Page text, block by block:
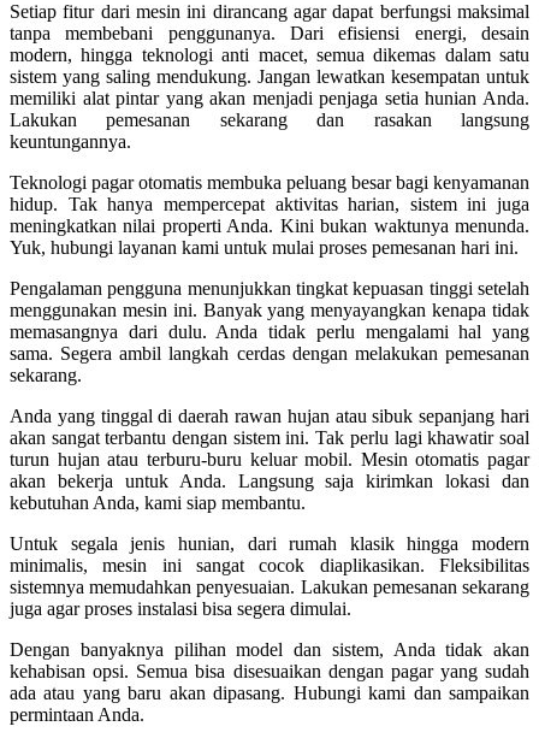
Setiap fitur dari mesin ini dirancang agar dapat berfungsi maksimal
tanpa membebani penggunanya. Dari efisiensi energi, desain
modern, hingga teknologi anti macet, semua dikemas dalam satu
sistem yang saling mendukung. Jangan lewatkan kesempatan untuk
memiliki alat pintar yang akan menjadi penjaga setia hunian Anda.
Lakukan pemesanan sekarang dan rasakan langsung
keuntungannya.
Teknologi pagar otomatis membuka peluang besar bagi kenyamanan
hidup. Tak hanya mempercepat aktivitas harian, sistem ini juga
meningkatkan nilai properti Anda. Kini bukan waktunya menunda.
Yuk, hubungi layanan kami untuk mulai proses pemesanan hari ini.
Pengalaman pengguna menunjukkan tingkat kepuasan tinggi setelah
menggunakan mesin ini. Banyak yang menyayangkan kenapa tidak
memasangnya dari dulu. Anda tidak perlu mengalami hal yang
sama. Segera ambil langkah cerdas dengan melakukan pemesanan
sekarang.
Anda yang tinggal di daerah rawan hujan atau sibuk sepanjang hari
akan sangat terbantu dengan sistem ini. Tak perlu lagi khawatir soal
turun hujan atau terburu-buru keluar mobil. Mesin otomatis pagar
akan bekerja untuk Anda. Langsung saja kirimkan lokasi dan
kebutuhan Anda, kami siap membantu.
Untuk segala jenis hunian, dari rumah klasik hingga modern
minimalis, mesin ini sangat cocok diaplikasikan. Fleksibilitas
sistemnya memudahkan penyesuaian. Lakukan pemesanan sekarang
juga agar proses instalasi bisa segera dimulai.
Dengan banyaknya pilihan model dan sistem, Anda tidak akan
kehabisan opsi. Semua bisa disesuaikan dengan pagar yang sudah
ada atau yang baru akan dipasang. Hubungi kami dan sampaikan
permintaan Anda.